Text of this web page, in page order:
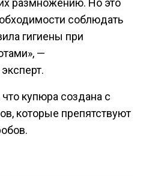
размножению. Но это
соблюдать
гигиены при
—
купюра создана с
которые препятствуют